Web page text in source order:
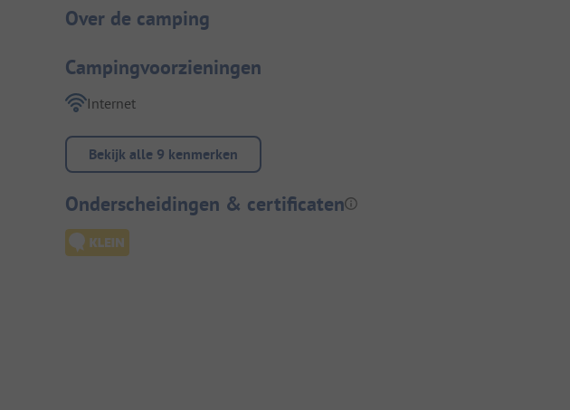
Over de camping
Campingvoorzieningen
Internet
Bekijk alle 9 kenmerken
Onderscheidingen & certificaten